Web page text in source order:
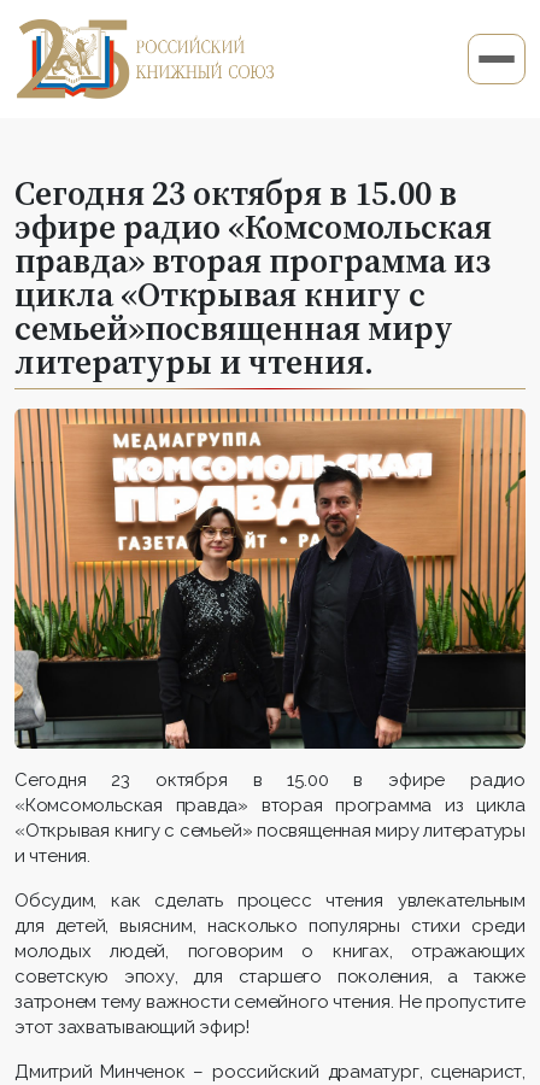
Сегодня 23 октября в 15.00 в
эфире радио «Комсомольская
правда» вторая программа из
цикла «Открывая книгу с
семьей»посвященная миру
литературы и чтения.
Сегодня 23 октября в 15.00 в эфире радио
«Комсомольская правда» вторая программа из цикла
«Открывая книгу с семьей» посвященная миру литературы
и чтения.
Обсудим, как сделать процесс чтения увлекательным
для детей, выясним, насколько популярны стихи среди
молодых людей, поговорим о книгах, отражающих
советскую эпоху, для старшего поколения, а также
затронем тему важности семейного чтения. Не пропустите
этот захватывающий эфир!
Дмитрий Минченок – российский драматург, сценарист,